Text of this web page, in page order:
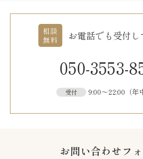
相談
無料
お電話でも受付し
050-3553-
受付 9:00〜22:00（年
お問い合わせフ